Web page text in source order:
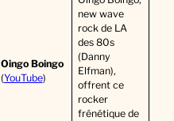
Oingo Boingo
(YouTube)
new wave
rock de LA
des 80s
(Danny
Elfman),
offrent ce
rocker
frénétique de